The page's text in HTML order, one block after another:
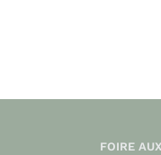
FOIRE